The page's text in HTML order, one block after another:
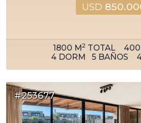
USD
1800 M2TOTAL 400
4 DORM 5 BAÑOS
#253677